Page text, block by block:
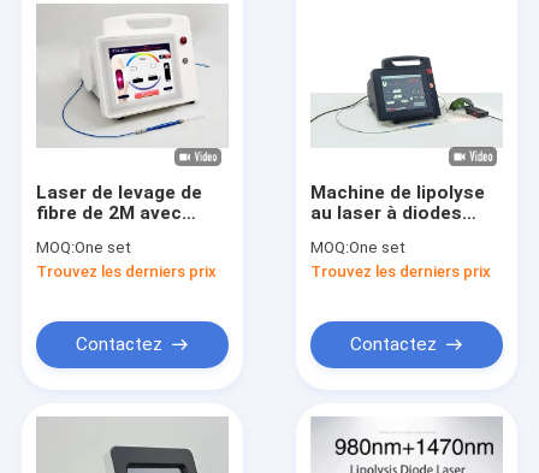
Produits
Laser de levage de
fibre de 2M avec
refroidissement et
de refroidissement
MOQ:One set
Trouvez les derniers prix
Contactez
Machine de lipolyse
au laser à diodes
réduction ciblée de la
graisse de l'abdomen
traitement
MOQ:One set
Trouvez les derniers prix
Contactez